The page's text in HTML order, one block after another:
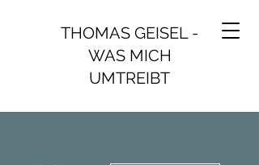
THOMAS GEISEL -
WAS MICH
UMTREIBT